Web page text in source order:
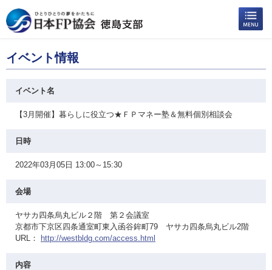
イベント情報
イベント名
【3月開催】暮らしに役立つ★ＦＰマネー塾＆無料個別相談会
日時
2022年03月05日 13:00～15:30
会場
ヤサカ四条烏丸ビル２階 第２会議室
京都市下京区四条通室町東入函谷鉾町79 ヤサカ四条烏丸ビル2階
URL：
http://westbldg.com/access.html
内容